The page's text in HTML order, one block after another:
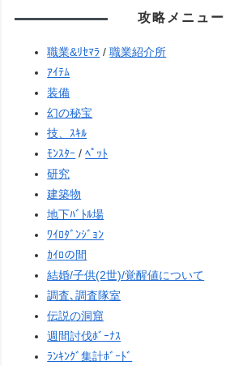
攻略メニュー
職業&ﾘｾﾏﾗ /職業紹介所
ｱｲﾃﾑ
装備
幻の秘宝
技、ｽｷﾙ
ﾓﾝｽﾀｰ /ﾍﾟｯﾄ
研究
建築物
地下ﾊﾞﾄﾙ場
ﾜｲﾛﾀﾞﾝｼﾞｮﾝ
ｶｲﾛの間
結婚/子供(2世)/覚醒値について
調査､調査隊室
伝説の洞窟
週間討伐ﾎﾞｰﾅｽ
ﾗﾝｷﾝｸﾞ集計ﾎﾞｰﾄﾞ